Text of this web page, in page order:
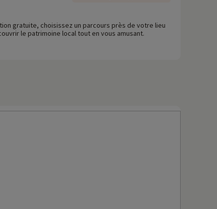
gratuite, choisissez un parcours près de votre lieu
le patrimoine local tout en vous amusant.